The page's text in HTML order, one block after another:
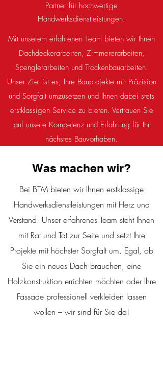
Partner für hochwertige
Handwerksdienstleistungen.
Mit unserem erfahrenen Team bieten wir Ihnen
Dachdeckerarbeiten, Zimmererarbeiten,
Spenglerarbeiten und Trockenbauarbeiten.
Unser Ziel ist es, Ihre Bauprojekte mit Präzision
und Sorgfalt umzusetzen und Ihnen dabei stets
erstklassigen Service zu bieten. Vertrauen Sie
auf unsere Kompetenz und Erfahrung für Ihr
nächstes Bauvorhaben.
Was machen wir?
Bei BTM bieten wir Ihnen erstklassige
Handwerksdienstleistungen mit Herz und
Verstand. Unser erfahrenes Team steht Ihnen
mit Rat und Tat zur Seite und setzt Ihre
Projekte mit höchster Sorgfalt um. Egal, ob
Sie ein neues Dach brauchen, eine
Holzkonstruktion errichten möchten oder Ihre
Fassade professionell verkleiden lassen
wollen – wir sind für Sie da!